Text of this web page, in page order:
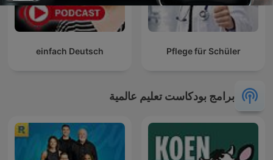
Pflege für Schüler
einfach Deutsch
برامج بودكاست تعليم عالمية